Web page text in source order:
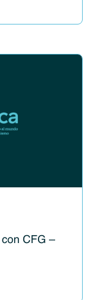
CFG –